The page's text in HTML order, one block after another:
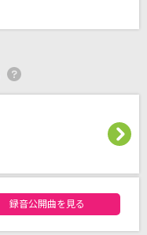
録音公開曲を見る